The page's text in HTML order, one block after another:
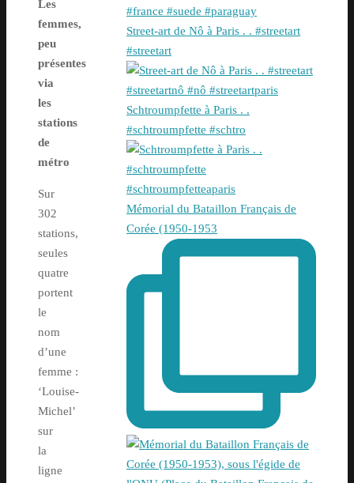
Les
femmes,
peu
présentes
via
les
stations
de
métro
Sur
302
stations,
seules
quatre
portent
le
nom
d’une
femme :
‘Louise-
Michel’
sur
la
ligne
Street-art de Nô à Paris . . #streetart
#streetart
Schtroumpfette à Paris . .
#schtroumpfette #schtro
Mémorial du Bataillon Français de
Corée (1950-1953